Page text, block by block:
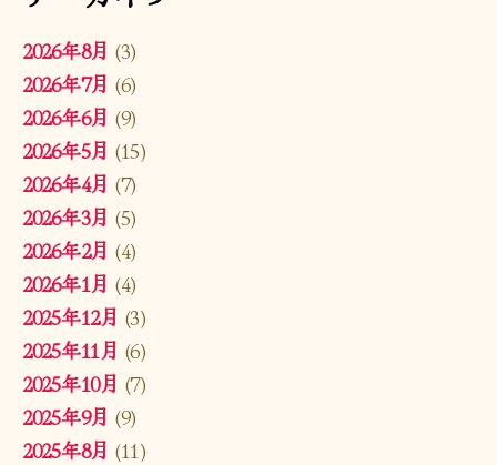
2026年8月 (3)
2026年7月 (6)
2026年6月 (9)
2026年5月 (15)
2026年4月 (7)
2026年3月 (5)
2026年2月 (4)
2026年1月 (4)
2025年12月 (3)
2025年11月 (6)
2025年10月 (7)
2025年9月 (9)
2025年8月 (11)